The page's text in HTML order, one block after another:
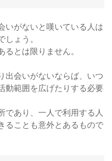
いがないと嘆いている人は
ょう。
とは限りません。
出会いがないならば、いつ
動範囲を広げたりする必要
であり、一人で利用する人
ることも意外とあるもので